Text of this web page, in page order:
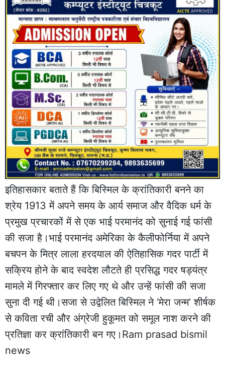
इतिहासकार बताते हैं कि बिस्मिल के क्रांतिकारी बनने का
श्रेय 1913 में अपने समय के आर्य समाज और वैदिक धर्म के
प्रमुख प्रचारकों में से एक भाई परमानंद को सुनाई गई फांसी
की सजा है।भाई परमानंद अमेरिका के कैलीफोर्निया में अपने
बचपन के मित्र लाला हरदयाल की ऐतिहासिक गदर पार्टी में
सक्रिय होने के बाद स्वदेश लौटते ही प्रसिद्ध गदर षड्यंत्र
मामले में गिरफ्तार कर लिए गए थे और उन्हें फांसी की सजा
सुना दी गई थी।सजा से उद्वेलित बिस्मिल ने ‘मेरा जन्म’ शीर्षक
से कविता रची और अंग्रेजी हुकूमत को समूल नाश करने की
प्रतिज्ञा कर क्रांतिकारी बन गए।Ram prasad bismil
news